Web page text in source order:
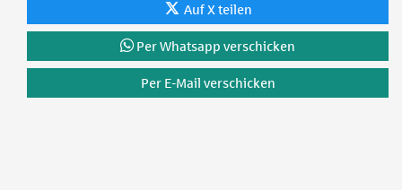
Auf X teilen
Per Whatsapp verschicken
Per E-Mail verschicken